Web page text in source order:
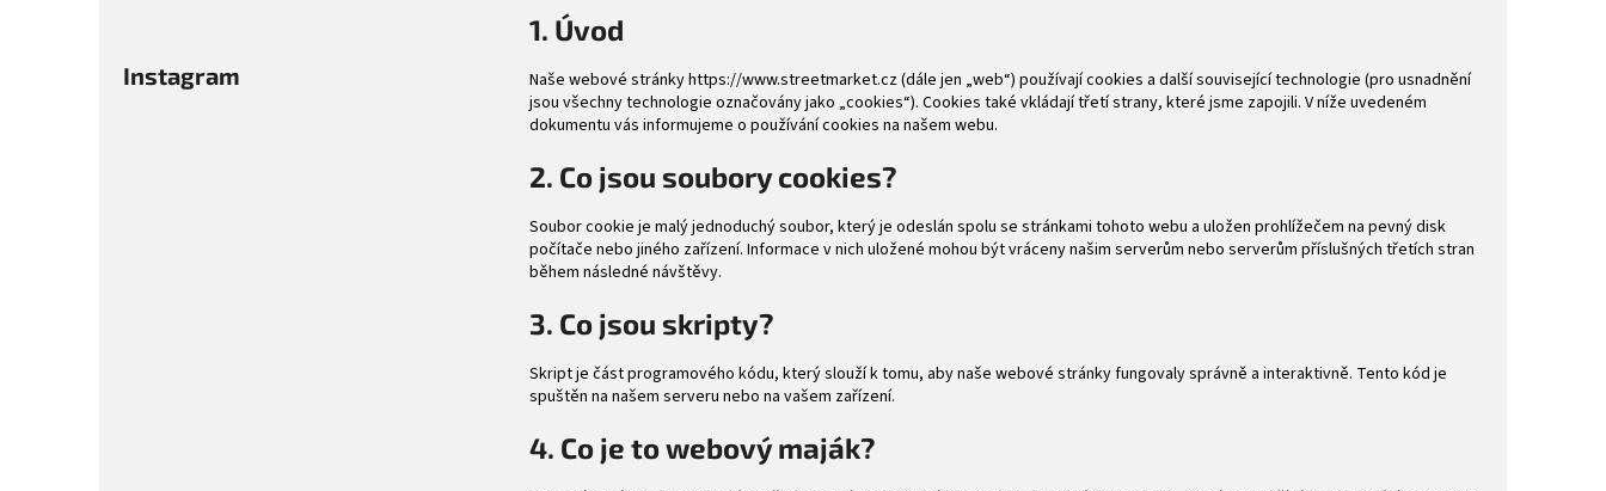
Instagram
1. Úvod
Naše webové stránkyhttps://www.streetmarket.cz(dále jen „web“) používají cookies a další související technologie (pro usnadnění
jsou všechny technologie označovány jako „cookies“). Cookies také vkládají třetí strany, které jsme zapojili. V níže uvedeném
dokumentu vás informujeme o používání cookies na našem webu.
2. Co jsou soubory cookies?
Soubor cookie je malý jednoduchý soubor, který je odeslán spolu se stránkami tohoto webu a uložen prohlížečem na pevný disk
počítače nebo jiného zařízení. Informace v nich uložené mohou být vráceny našim serverům nebo serverům příslušných třetích stran
během následné návštěvy.
3. Co jsou skripty?
Skript je část programového kódu, který slouží k tomu, aby naše webové stránky fungovaly správně a interaktivně. Tento kód je
spuštěn na našem serveru nebo na vašem zařízení.
4. Co je to webový maják?